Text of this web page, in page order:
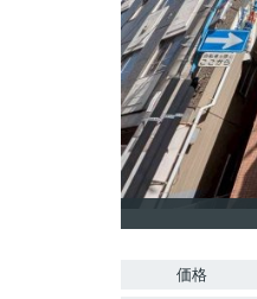
価格